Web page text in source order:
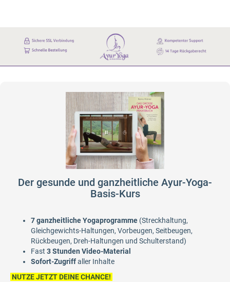
Der gesunde und ganzheitliche Ayur-Yoga-
Basis-Kurs
7 ganzheitliche Yogaprogramme (Streckhaltung,
Gleichgewichts-Haltungen, Vorbeugen, Seitbeugen,
Rückbeugen, Dreh-Haltungen und Schulterstand)
Fast 3 Stunden Video-Material
Sofort-Zugriffaller Inhalte
NUTZE JETZT DEINE CHANCE!